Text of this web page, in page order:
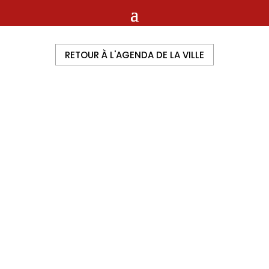
RETOUR À L'AGENDA DE LA VILLE